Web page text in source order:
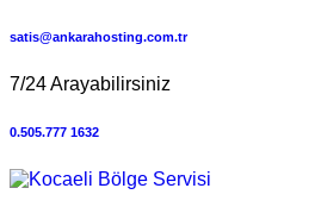
satis@ankarahosting.com.tr
7/24 Arayabilirsiniz
0.505.777 1632